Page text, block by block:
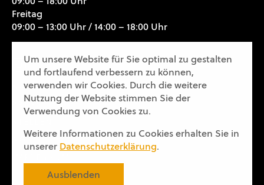
09:00 – 18:00 Uhr
Freitag
09:00 – 13:00 Uhr / 14:00 – 18:00 Uhr
NACHHALTIGKEIT
Um unsere Website für Sie optimal zu gestalten
und fortlaufend verbessern zu können,
verwenden wir Cookies. Durch die weitere
Nutzung der Website stimmen Sie der
Verwendung von Cookies zu.
Weitere Informationen zu Cookies erhalten Sie in
unserer Datenschutzerklärung.
Ausblenden